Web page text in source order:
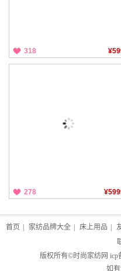
318
278
首页 家纺品牌大全 床上用品
版权所有©时尚家纺网 icp
如